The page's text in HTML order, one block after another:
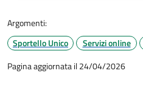
Argomenti:
Sportello Unico
Servizi online
Pagina aggiornata il 24/04/2026